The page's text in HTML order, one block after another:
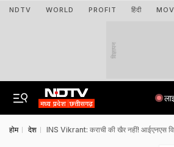
NDTV WORLD PROFIT हिंदी
विज्ञापन
होम देश INS Vikrant: कराची की खैर नहीं! आईएनएस